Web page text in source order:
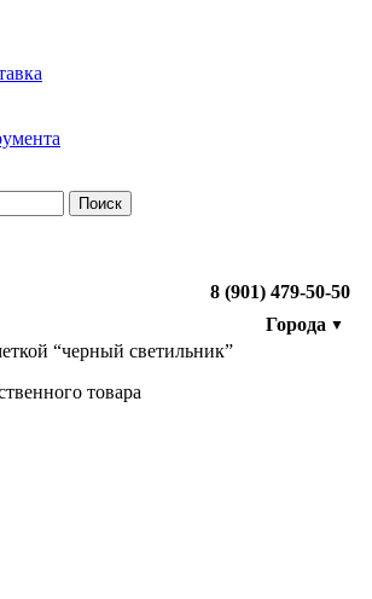
Поиск
8 (901) 479-50-50
Города ▼
“черный светильник”
товара